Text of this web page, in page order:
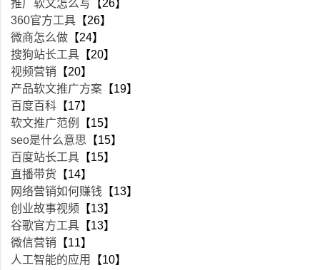
推广软文怎么写 【26】
360官方工具 【26】
微商怎么做 【24】
搜狗站长工具 【20】
视频营销 【20】
产品软文推广方案 【19】
百度百科 【17】
软文推广范例
【15】
seo是什么意思 【15】
百度站长工具 【15】
直播带货 【14】
网络营销如何赚钱 【13】
创业故事视频 【13】
谷歌官方工具 【13】
微信营销 【11】
人工智能的应用
【10】